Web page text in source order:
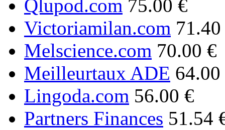
Qlupod.com 75.00 €
Victoriamilan.com
Melscience.com 70.00 €
Meilleurtaux ADE 64.00
Lingoda.com 56.00 €
Partners Finances 51.54